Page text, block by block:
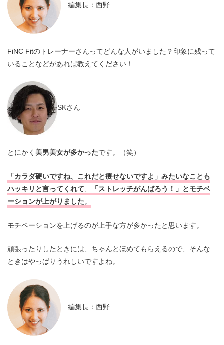
編集長：西野
FiNC Fitのトレーナーさんってどんな人がいました？印象に残って
いることなどがあれば教えてください！
SKさん
とにかく 美男美女が多かったです。（笑）
「カラダ硬いですね、これだと痩せないですよ」みたいなことも
ハッキリと言ってくれて、
「ストレッチがんばろう！」とモチベ
ーションが上がりました。
モチベーションを上げるのが上手な方が多かったと思います。
頑張ったりしたときには、ちゃんとほめてもらえるので、そんな
ときはやっぱりうれしいですよね。
編集長：西野